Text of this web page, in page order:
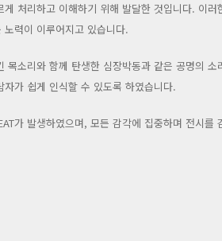
처리하고 이해하기 위해 발달한 것입니다. 이
력이 이루어지고 있습니다.
목소리와 함께 탄생한 심장박동과 같은 공명의
가 쉽게 인식할 수 있도록 하였습니다.
가 발생하였으며, 모든 감각에 집중하며 전시를